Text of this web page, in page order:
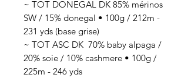
~ TOT DONEGAL DK 85% mérinos
SW / 15% donegal • 100g / 212m -
231 yds (base grise)
~ TOT ASC DK 70% baby alpaga /
20% soie / 10% cashmere • 100g /
225m - 246 yds